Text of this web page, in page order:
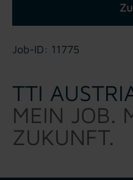
Job-ID: 11775
TTI
MEIN JOB.
ZUKUNFT.